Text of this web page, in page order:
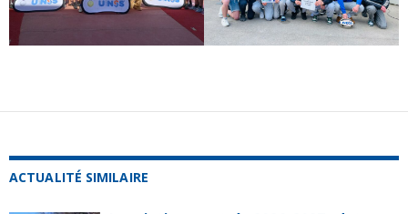
ACTUALITÉ SIMILAIRE